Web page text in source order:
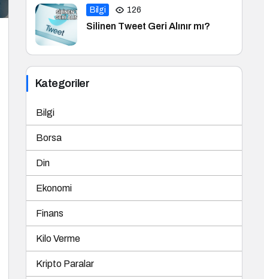
Bilgi 126
Silinen Tweet Geri Alınır mı?
Kategoriler
Bilgi
Borsa
Din
Ekonomi
Finans
Kilo Verme
Kripto Paralar